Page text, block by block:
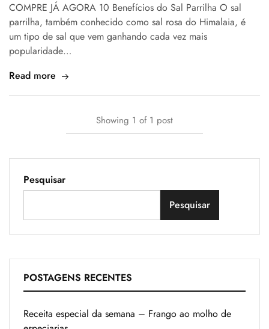
COMPRE JÁ AGORA 10 Benefícios do Sal Parrilha O sal
parrilha, também conhecido como sal rosa do Himalaia, é
um tipo de sal que vem ganhando cada vez mais
popularidade…
Read more
Showing 1 of 1 post
Pesquisar
Pesquisar
POSTAGENS RECENTES
Receita especial da semana – Frango ao molho de